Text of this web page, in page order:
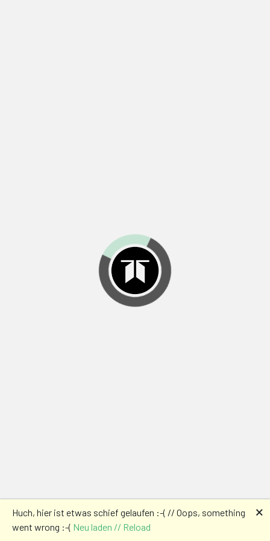
Huch, hier ist etwas schief gelaufen :-( // Oops, something
went wrong :-( Neu laden // Reload
🗙